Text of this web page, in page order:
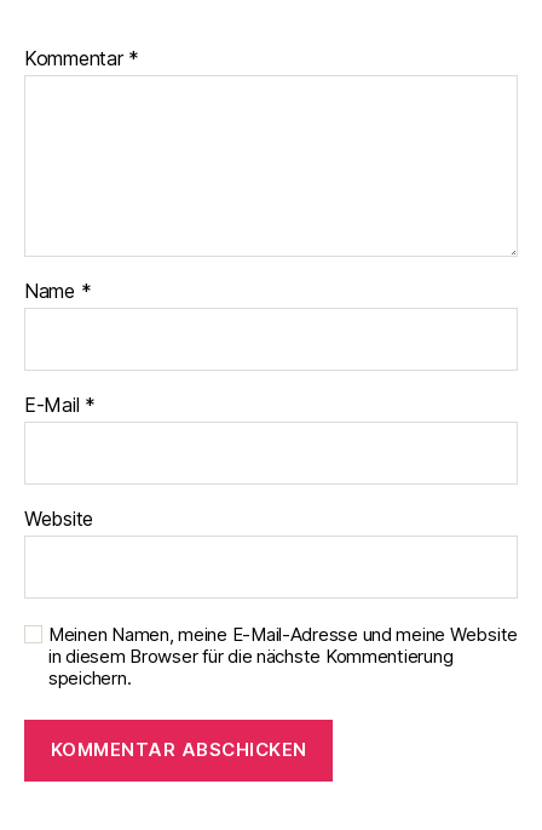
Kommentar *
Name *
E-Mail *
Website
Meinen Namen, meine E-Mail-Adresse und meine Website
in diesem Browser für die nächste Kommentierung
speichern.